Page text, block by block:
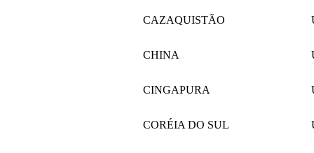
CAZAQUISTÃO
CHINA
CINGAPURA
CORÉIA DO SUL